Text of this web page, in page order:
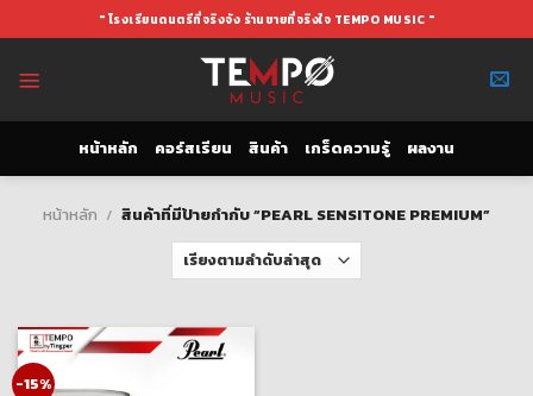
to
" โรงเรียนดนตรีที่จริงจัง ร้านขายที่จริงใจ TEMPO MUSIC "
หน้าหลัก คอร์สเรียน สินค้า เกร็ดความรู้ ผลงาน
หน้าหลัก / สินค้าที่มีป้ายกำกับ “PEARL SENSITONE PREMIUM”
-15%